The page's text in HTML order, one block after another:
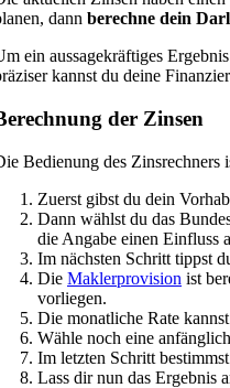
dann berechne dein
ein aussagekräftiges
kannst du deine
der Zinsen
Bedienung des Zinsrechners
Zuerst gibst du dein
Dann wählst du das
die Angabe einen Einfluss
Im nächsten Schritt tippst
Die Maklerprovision ist
vorliegen.
Die monatliche Rate
Wähle noch eine
Im letzten Schritt
Lass dir nun das Ergebnis